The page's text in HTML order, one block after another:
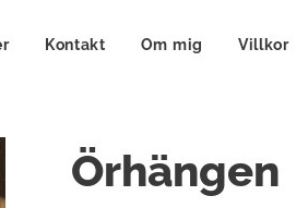
Kontakt Om mig Villkor
Örhängen